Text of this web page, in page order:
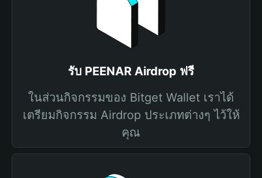
รับ PEENAR Airdrop ฟรี
ในส่วนกิจกรรมของ Bitget Wallet เราได้
เตรียมกิจกรรม Airdrop ประเภทต่างๆ ไว้ให้
คุณ